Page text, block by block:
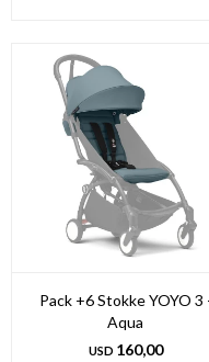
Pack +6 Stokke YOYO 3
Aqua
USD 160,00